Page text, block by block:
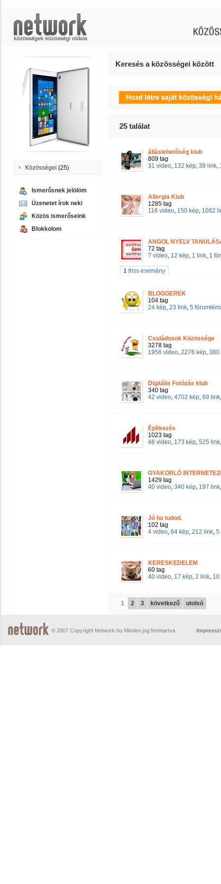
Közösségei (25)
Ismerősnek jelölöm
Üzenetet írok neki
Közös ismerőseink
Blokkolom
Keresés a közösségei között
25 találat
álláslehetőség klub
809 tag
31 video, 132 kép, 39 link,
Allergia Klub
1285 tag
116 video, 150 kép, 1082
ANGOL NYELV
72 tag
7 video, 12 kép, 1 link, 1
1 friss esemény
BLOGGEREK
104 tag
24 kép, 23 link, 5
Családosok Közössége
3278 tag
1956 video, 2276 kép, 380
Digitális Fotózás klub
340 tag
42 video, 4702 kép, 69 link
Építkezés
1023 tag
48 video, 173 kép, 525 link
GYAKORLÓ
1429 tag
40 video, 340 kép, 197 link
Jó ha tudod.
102 tag
4 video, 64 kép, 212 link, 5
KERESKEDELEM
60 tag
40 video, 17 kép, 2 link, 10
1 2 3 következő utolsó
© 2007 Copyright Network.hu Minden jog fenntartva.